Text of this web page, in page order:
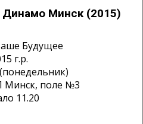
Минск (2015)
Будущее
г.р.
Минск, поле №3
11.20